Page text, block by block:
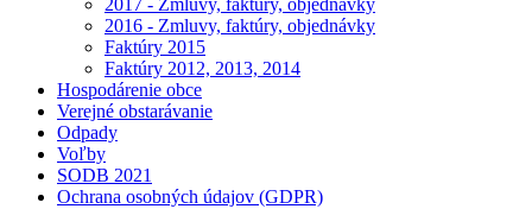
2017 - Zmluvy, faktúry, objednávky
2016 - Zmluvy, faktúry, objednávky
Faktúry 2015
Faktúry 2012, 2013, 2014
Hospodárenie obce
Verejné obstarávanie
Odpady
Voľby
SODB 2021
Ochrana osobných údajov (GDPR)